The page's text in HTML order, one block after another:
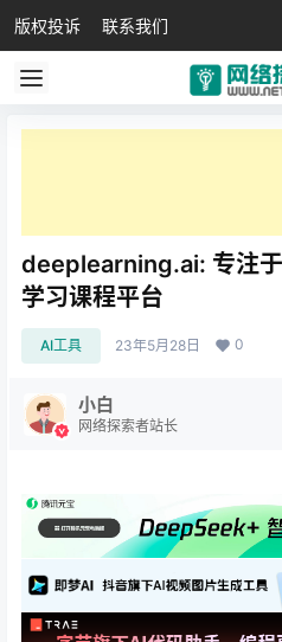
版权投诉 联系我们
deeplearning.ai: 专注
学习课程平台
AI工具 23年5月28日 0
小白
网络探索者站长